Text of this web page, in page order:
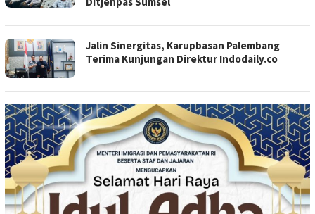
Jalin Sinergitas, Karupbasan Palembang
Terima Kunjungan Direktur Indodaily.co